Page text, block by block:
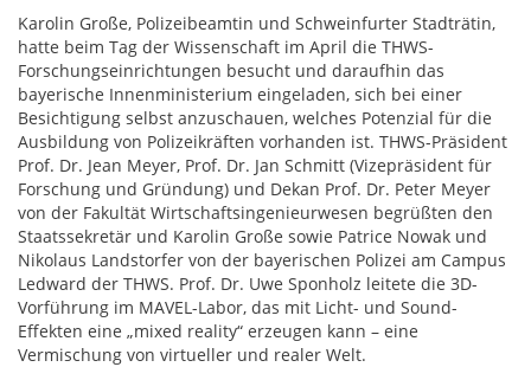
Karolin Große, Polizeibeamtin und Schweinfurter Stadträtin,
hatte beim Tag der Wissenschaft im April die THWS-
Forschungseinrichtungen besucht und daraufhin das
bayerische Innenministerium eingeladen, sich bei einer
Besichtigung selbst anzuschauen, welches Potenzial für die
Ausbildung von Polizeikräften vorhanden ist. THWS-Präsident
Prof. Dr. Jean Meyer, Prof. Dr. Jan Schmitt (Vizepräsident für
Forschung und Gründung) und Dekan Prof. Dr. Peter Meyer
von der Fakultät Wirtschaftsingenieurwesen begrüßten den
Staatssekretär und Karolin Große sowie Patrice Nowak und
Nikolaus Landstorfer von der bayerischen Polizei am Campus
Ledward der THWS. Prof. Dr. Uwe Sponholz leitete die 3D-
Vorführung im MAVEL-Labor, das mit Licht- und Sound-
Effekten eine „mixed reality“ erzeugen kann – eine
Vermischung von virtueller und realer Welt.